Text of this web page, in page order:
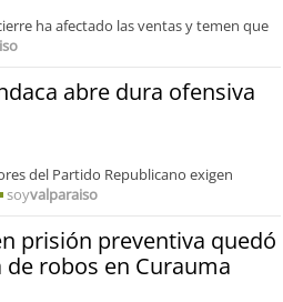
ha afectado las ventas y temen que
abre dura ofensiva
del Partido Republicano exigen
soyvalparaiso
prisión preventiva quedó
robos en Curauma